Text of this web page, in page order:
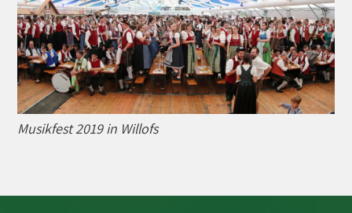
Musikfest 2019 in Willofs